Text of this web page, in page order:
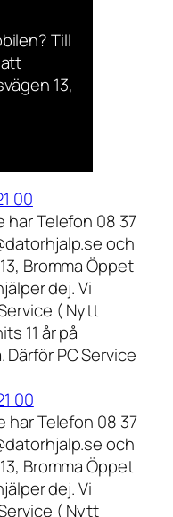
Till
13,
00
har Telefon 08 37
och
Bromma Öppet
dej. Vi
( Nytt
11 år på
Därför PC Service
00
har Telefon 08 37
och
Bromma Öppet
dej. Vi
( Nytt